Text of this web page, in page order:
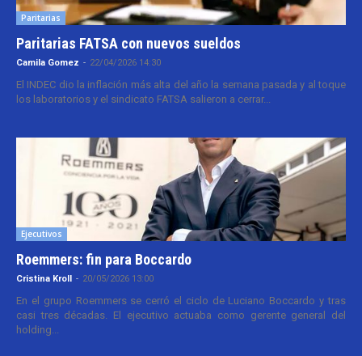
Paritarias
Paritarias FATSA con nuevos sueldos
Camila Gomez - 22/04/2026 14:30
El INDEC dio la inflación más alta del año la semana pasada y al toque
los laboratorios y el sindicato FATSA salieron a cerrar...
Ejecutivos
Roemmers: fin para Boccardo
Cristina Kroll - 20/05/2026 13:00
En el grupo Roemmers se cerró el ciclo de Luciano Boccardo y tras
casi tres décadas. El ejecutivo actuaba como gerente general del
holding...